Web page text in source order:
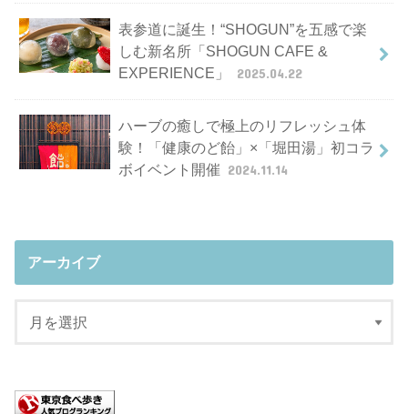
表参道に誕生！“SHOGUN”を五感で楽
しむ新名所「SHOGUN CAFE &
EXPERIENCE」
2025.04.22
ハーブの癒しで極上のリフレッシュ体
験！「健康のど飴」×「堀田湯」初コラ
ボイベント開催 2024.11.14
アーカイブ